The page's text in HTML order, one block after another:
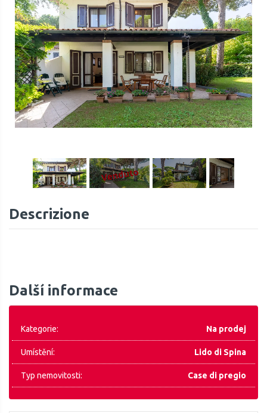
Descrizione
Další informace
Kategorie: Na prodej
Umístění: Lido di Spina
Typ nemovitosti: Case di pregio